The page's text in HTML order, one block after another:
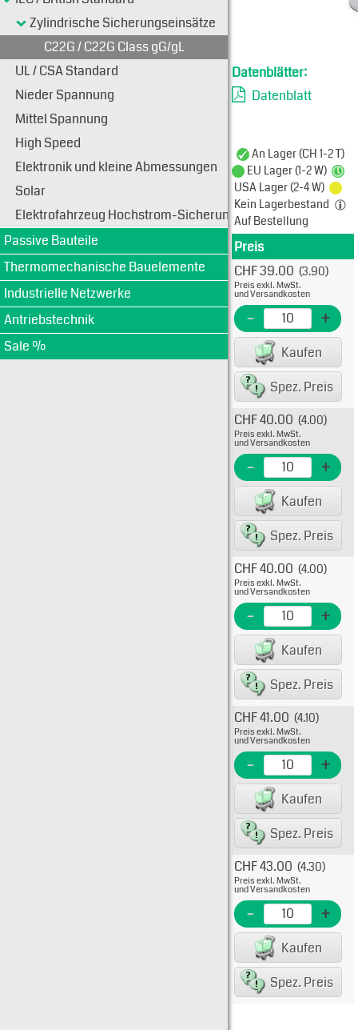
Zylindrische Sicherungseinsätze
C22G / C22G Class gG/gL
UL / CSA Standard
Nieder Spannung
Mittel Spannung
High Speed
Elektronik und kleine Abmessungen
Solar
Elektrofahrzeug Hochstrom-Sicherungen
Passive Bauteile
Thermomechanische Bauelemente
Industrielle Netzwerke
Antriebstechnik
Sale %
Datenblätter:
Datenblatt
An Lager (CH 1-2 T)
EU Lager (1-2 W)
USA Lager (2-4 W)
Kein Lagerbestand
Auf Bestellung
Produkt
Preis
Typ:
EME
EAN/
CHF 39.00 (3.90)
Preis exkl. MwSt.
und Versandkosten
- +
Kaufen
Spez. Preis
Typ:
EME
EAN/
CHF 40.00 (4.00)
Preis exkl. MwSt.
und Versandkosten
- +
Kaufen
Spez. Preis
Typ:
EME
EAN/
CHF 40.00 (4.00)
Preis exkl. MwSt.
und Versandkosten
- +
Kaufen
Spez. Preis
EME
EAN/
CHF 41.00 (4.10)
Preis exkl. MwSt.
und Versandkosten
- +
Kaufen
Spez. Preis
Typ:
EME
EAN/
CHF 43.00 (4.30)
Preis exkl. MwSt.
und Versandkosten
- +
Kaufen
Spez. Preis